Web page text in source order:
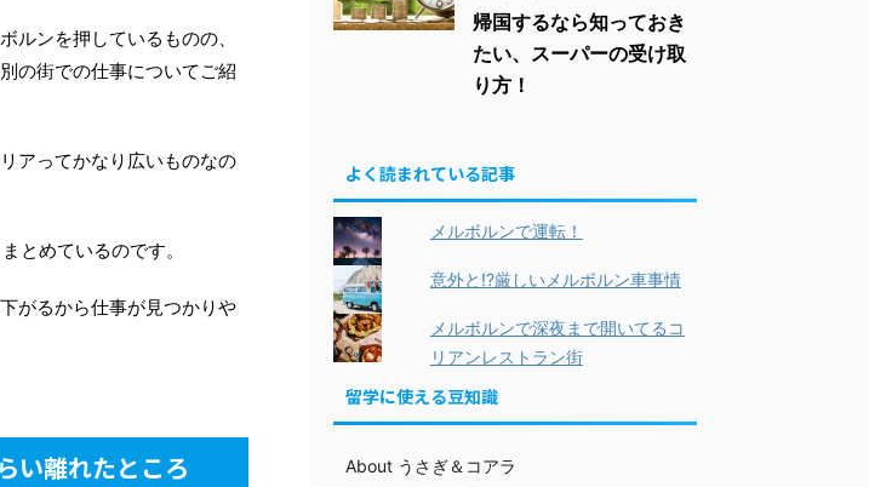
ルンを押しているものの、
の街での仕事についてご紹
アってかなり広いものなの
とめているのです。
がるから仕事が見つかりや
い離れたところ
帰国するなら知っておき
たい、スーパーの受け取
り方！
よく読まれている記事
メルボルンで運転！
意外と!?厳しいメルボルン車事情
メルボルンで深夜まで開いてるコ
リアンレストラン街
留学に使える豆知識
About うさぎ＆コアラ